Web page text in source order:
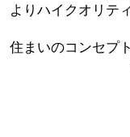
よりハイクオリテ
住まいのコンセプ